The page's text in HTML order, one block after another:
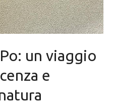
un viaggio
e